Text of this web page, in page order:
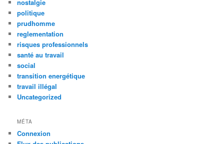
nostalgie
politique
prudhomme
reglementation
risques professionnels
santé au travail
social
transition energétique
travail illégal
Uncategorized
MÉTA
Connexion